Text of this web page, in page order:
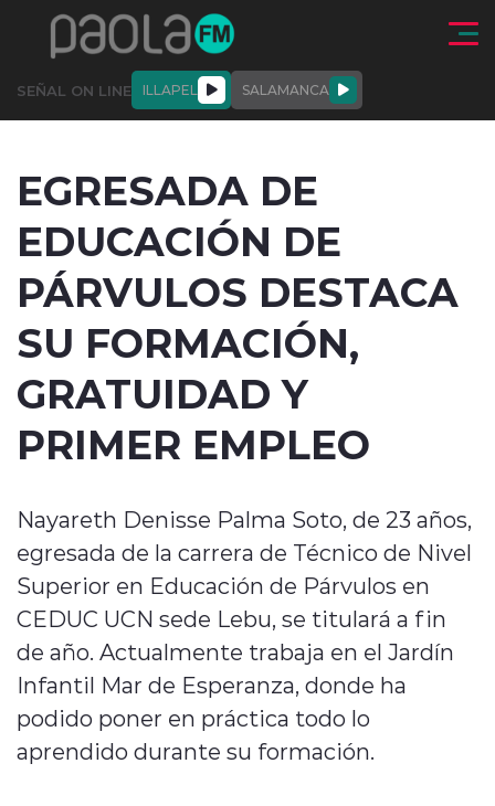
Click acá para ir directamente al contenido
SEÑAL ON LINE ILLAPEL SALAMANCA
modo claro
EGRESADA DE
EDUCACIÓN DE
PÁRVULOS DESTACA
SU FORMACIÓN,
GRATUIDAD Y
PRIMER EMPLEO
Nayareth Denisse Palma Soto, de 23 años,
egresada de la carrera de Técnico de Nivel
Superior en Educación de Párvulos en
CEDUC UCN sede Lebu, se titulará a fin
de año. Actualmente trabaja en el Jardín
Infantil Mar de Esperanza, donde ha
podido poner en práctica todo lo
aprendido durante su formación.